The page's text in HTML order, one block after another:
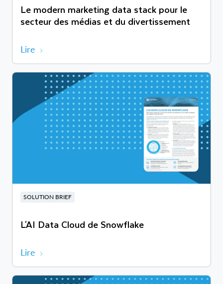
Le modern marketing data stack pour le
secteur des médias et du divertissement
Lire
SOLUTION BRIEF
L'AI Data Cloud de Snowflake
Lire